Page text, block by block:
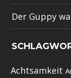
Der Guppy
Achtsamkeit